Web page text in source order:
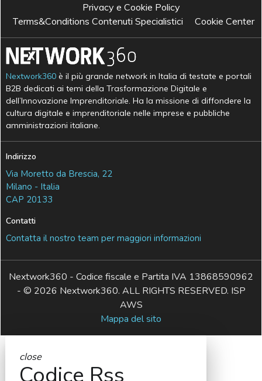
Privacy e Cookie Policy
Terms&Conditions Contenuti Specialistici
Cookie Center
Nextwork360 è il più grande network in Italia di testate e portali
B2B dedicati ai temi della Trasformazione Digitale e
dell’Innovazione Imprenditoriale. Ha la missione di diffondere la
cultura digitale e imprenditoriale nelle imprese e pubbliche
amministrazioni italiane.
Indirizzo
Via Moretto da Brescia, 22
Milano - Italia
CAP 20133
Contatti
Contatta il nostro team per maggiori informazioni
Nextwork360 - Codice fiscale e Partita IVA 13868590962
- © 2026 Nextwork360. ALL RIGHTS RESERVED. ISP
AWS
Mappa del sito
close